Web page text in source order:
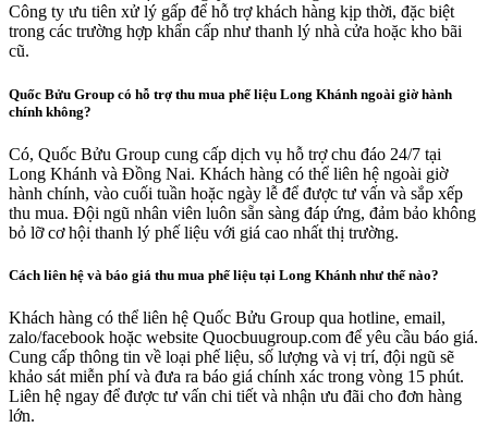
Công ty ưu tiên xử lý gấp để hỗ trợ khách hàng kịp thời, đặc biệt
trong các trường hợp khẩn cấp như thanh lý nhà cửa hoặc kho bãi
cũ.
Quốc Bửu Group có hỗ trợ thu mua phế liệu Long Khánh ngoài giờ hành
chính không?
Có, Quốc Bửu Group cung cấp dịch vụ hỗ trợ chu đáo 24/7 tại
Long Khánh và Đồng Nai. Khách hàng có thể liên hệ ngoài giờ
hành chính, vào cuối tuần hoặc ngày lễ để được tư vấn và sắp xếp
thu mua. Đội ngũ nhân viên luôn sẵn sàng đáp ứng, đảm bảo không
bỏ lỡ cơ hội thanh lý phế liệu với giá cao nhất thị trường.
Cách liên hệ và báo giá thu mua phế liệu tại Long Khánh như thế nào?
Khách hàng có thể liên hệ Quốc Bửu Group qua hotline, email,
zalo/facebook hoặc website Quocbuugroup.com để yêu cầu báo giá.
Cung cấp thông tin về loại phế liệu, số lượng và vị trí, đội ngũ sẽ
khảo sát miễn phí và đưa ra báo giá chính xác trong vòng 15 phút.
Liên hệ ngay để được tư vấn chi tiết và nhận ưu đãi cho đơn hàng
lớn.